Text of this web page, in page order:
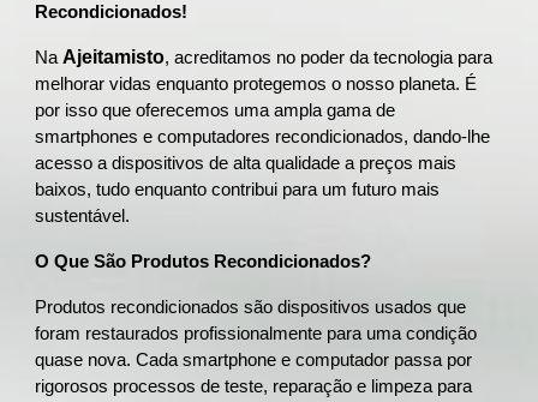
Recondicionados!
NaAjeitamisto, acreditamos no poder da tecnologia para
melhorar vidas enquanto protegemos o nosso planeta. É
por isso que oferecemos uma ampla gama de
smartphones e computadores recondicionados, dando-lhe
acesso a dispositivos de alta qualidade a preços mais
baixos, tudo enquanto contribui para um futuro mais
sustentável.
O Que São Produtos Recondicionados?
Produtos recondicionados são dispositivos usados que
foram restaurados profissionalmente para uma condição
quase nova. Cada smartphone e computador passa por
rigorosos processos de teste, reparação e limpeza para